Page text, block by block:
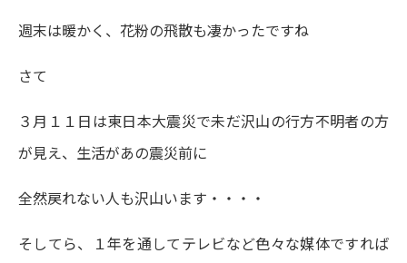
週末は暖かく、花粉の飛散も凄かったですね
さて
３月１１日は東日本大震災で未だ沢山の行方不明者の方
が見え、生活があの震災前に
全然戻れない人も沢山います・・・・
そしてら、１年を通してテレビなど色々な媒体ですれば